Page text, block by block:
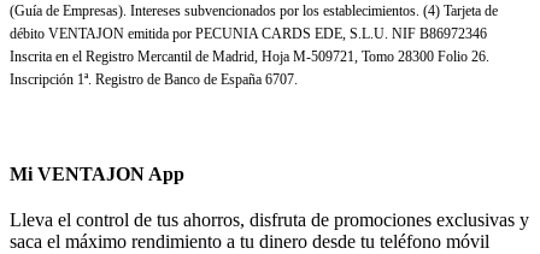
(Guía de Empresas). Intereses subvencionados por los establecimientos. (4) Tarjeta de
débito VENTAJON emitida por PECUNIA CARDS EDE, S.L.U. NIF B86972346
Inscrita en el Registro Mercantil de Madrid, Hoja M-509721, Tomo 28300 Folio 26.
Inscripción 1ª. Registro de Banco de España 6707.
Mi VENTAJON App
Lleva el control de tus ahorros, disfruta de promociones exclusivas y
saca el máximo rendimiento a tu dinero desde tu teléfono móvil